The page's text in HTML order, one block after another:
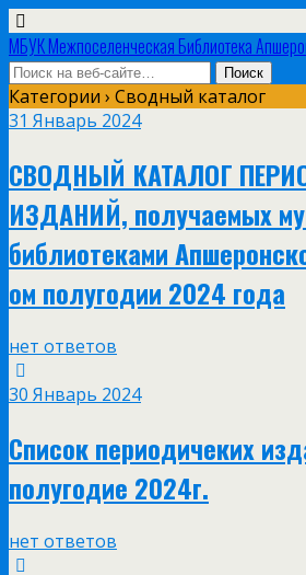
МБУК Межпоселенческая Библиотека
Категории › Сводный каталог
31 Январь 2024
СВОДНЫЙ КАТАЛОГ
ИЗДАНИЙ, получаемых
библиотеками
ом полугодии 2024 года
нет ответов
30 Январь 2024
Список периодичеких
полугодие 2024г.
нет ответов